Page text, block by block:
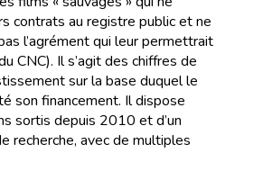
contrats au registre public et ne
l’agrément qui leur permettrait
CNC). Il s’agit des chiffres de
sur la base duquel le
son financement. Il dispose
sortis depuis 2010 et d’un
recherche, avec de multiples